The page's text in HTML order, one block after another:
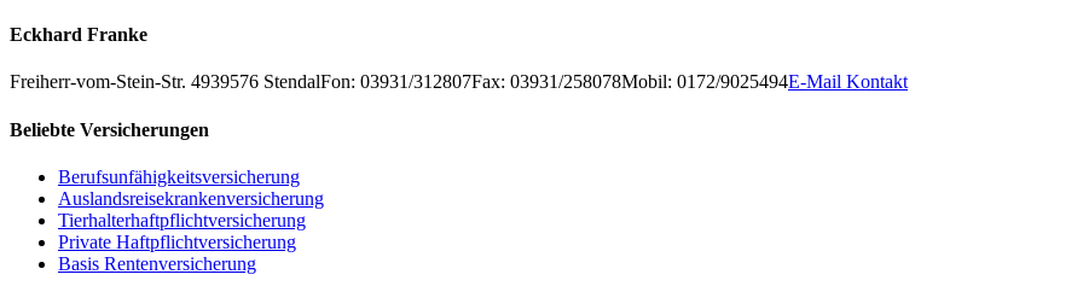
+
−
Eckhard Franke
Freiherr-vom-Stein-Str. 4939576 StendalFon: 03931/312807Fax: 03931/258078Mobil: 0172/9025494E-Mail Kontakt
Beliebte Versicherungen
Berufsunfähigkeitsversicherung
Auslandsreisekrankenversicherung
Tierhalterhaftpflichtversicherung
Private Haftpflichtversicherung
Basis Rentenversicherung